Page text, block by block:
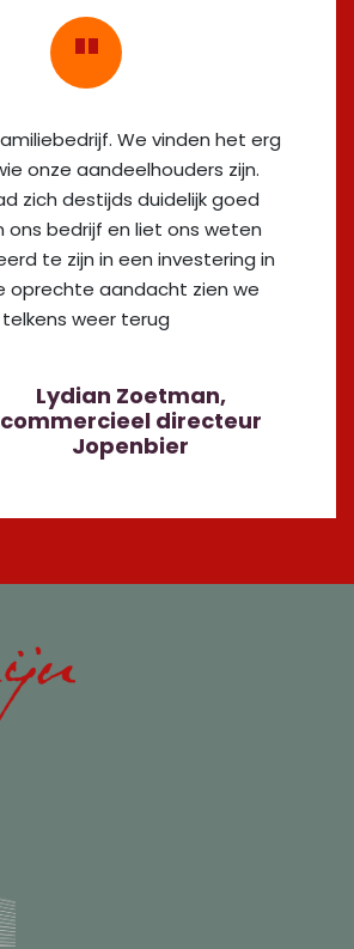
We vinden het erg
onze aandeelhouders zijn.
zich destijds duidelijk goed
ons bedrijf en liet ons weten
te zijn in een investering in
oprechte aandacht zien we
telkens weer terug
Lydian Zoetman,
commercieel directeur
Jopenbier